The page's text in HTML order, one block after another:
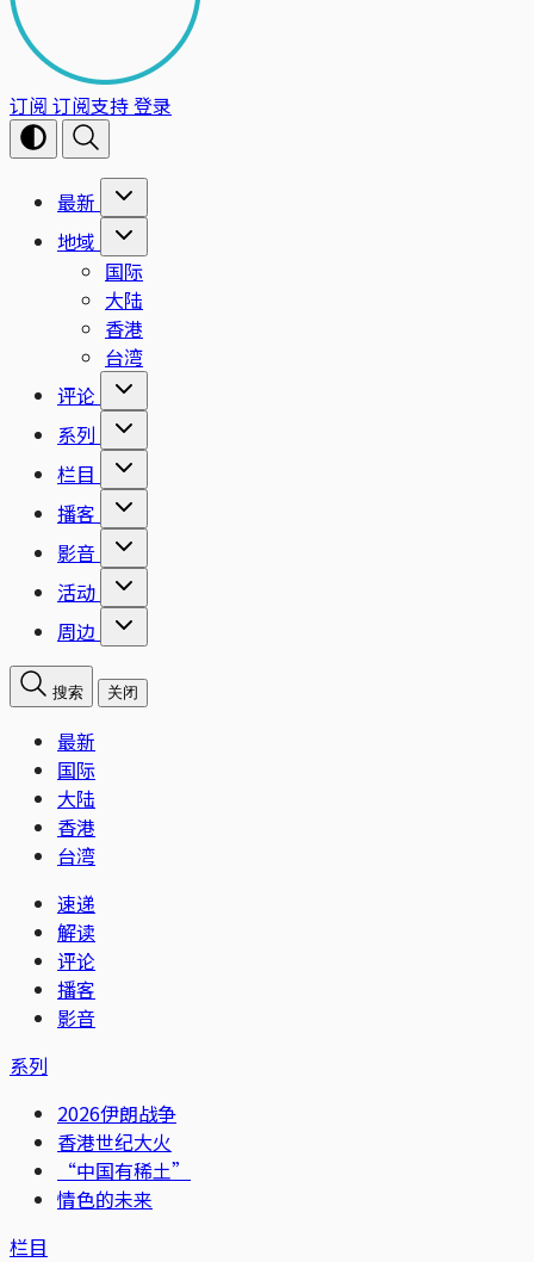
订阅 订阅支持登录
最新
地域
国际
大陆
香港
台湾
评论
系列
栏目
播客
影音
活动
周边
搜索 关闭
最新
国际
大陆
香港
台湾
速递
解读
评论
播客
影音
系列
2026伊朗战争
香港世纪大火
“中国有稀土”
情色的未来
栏目